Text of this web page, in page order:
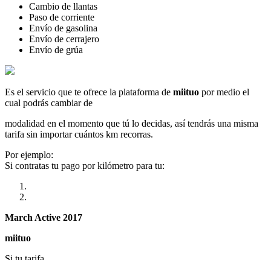
Cambio de llantas
Paso de corriente
Envío de gasolina
Envío de cerrajero
Envío de grúa
Es el servicio que te ofrece la plataforma de miituo por medio el
cual podrás cambiar de
modalidad en el momento que tú lo decidas, así tendrás una misma
tarifa sin importar cuántos km recorras.
Por ejemplo:
Si contratas tu pago por kilómetro para tu:
March Active 2017
miituo